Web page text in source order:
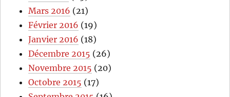
Mars 2016 (21)
Février 2016 (19)
Janvier 2016 (18)
Décembre 2015 (26)
Novembre 2015 (20)
Octobre 2015 (17)